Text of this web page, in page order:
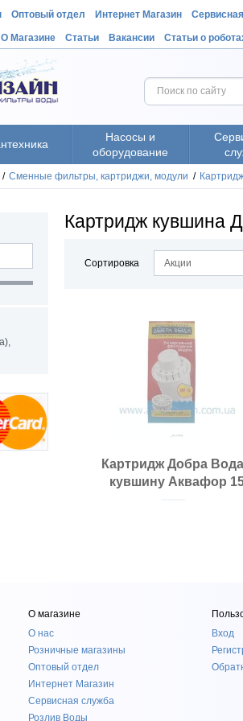
Оптовый отдел Интернет Магазин
О Магазине Статьи Вакансии Статьи о
Насосы и
оборудование
/ Cменные фильтры, картриджи, модули /
Картридж кувшина
Сортировка Акции
Картридж Добра
кувшину Аквафор
О магазине
О нас
Розничные магазины
Оптовый отдел
Интернет Магазин
Сервисная служба
Розлив Воды
Вход